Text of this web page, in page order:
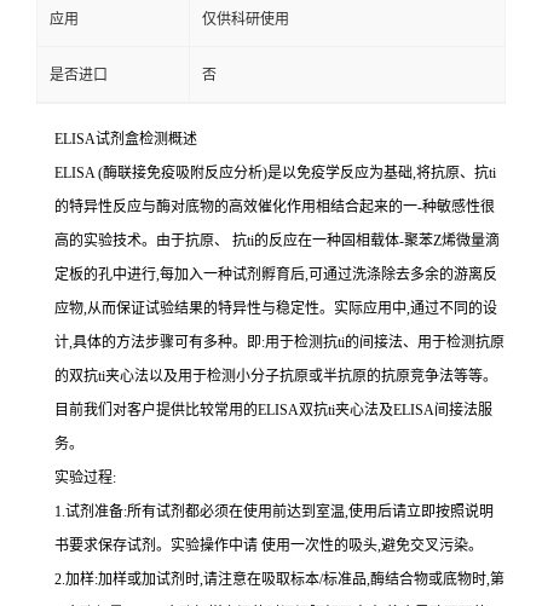
应用 仅供科研使用
是否进口 否
ELISA试剂盒检测概述
ELISA (酶联接免疫吸附反应分析)是以免疫学反应为基础,将抗原、 抗ti
的特异性反应与酶对底物的高效催化作用相结合起来的一-种敏感性很
高的实验技术。由于抗原、 抗ti的反应在一种固相载体-聚苯Z烯微量滴
定板的孔中进行,每加入一种试剂孵育后,可通过洗涤除去多余的游离反
应物,从而保证试验结果的特异性与稳定性。实际应用中,通过不同的设
计,具体的方法步骤可有多种。即:用于检测抗ti的间接法、用于检测抗原
的双抗ti夹心法以及用于检测小分子抗原或半抗原的抗原竞争法等等。
目前我们对客户提供比较常用的ELISA双抗ti夹心法及ELISA间接法服
务。
实验过程:
1.试剂准备:所有试剂都必须在使用前达到室温,使用后请立即按照说明
书要求保存试剂。实验操作中请 使用一次性的吸头,避免交叉污染。
2.加样:加样或加试剂时,请注意在吸取标本/标准品,酶结合物或底物时,第